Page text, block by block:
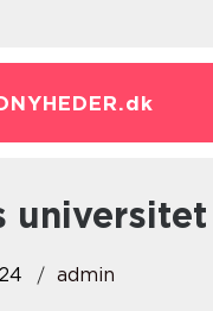
dk
universitet
admin